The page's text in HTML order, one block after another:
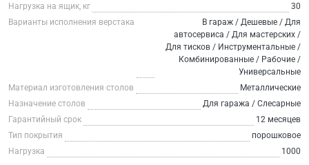
Нагрузка на ящик, кг
30
Варианты исполнения верстака
В гараж / Дешевые / Для
автосервиса / Для мастерских /
Для тисков / Инструментальные /
Комбинированные / Рабочие /
Универсальные
Материал изготовления столов
Металлические
Назначение столов
Для гаража / Слесарные
Гарантийный срок
12 месяцев
Тип покрытия
порошковое
Нагрузка
1000